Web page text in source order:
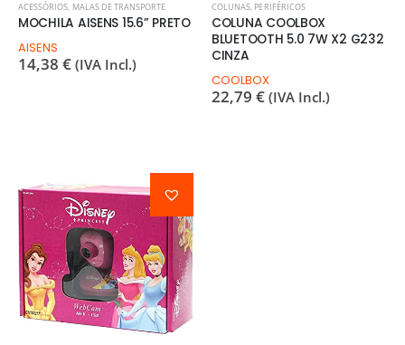
ACESSÓRIOS, MALAS DE TRANSPORTE
MOCHILA AISENS 15.6” PRETO
AISENS
14,38 € (IVA Incl.)
COLUNAS, PERIFÉRICOS
COLUNA COOLBOX
BLUETOOTH 5.0 7W X2 G232
CINZA
COOLBOX
22,79 € (IVA Incl.)